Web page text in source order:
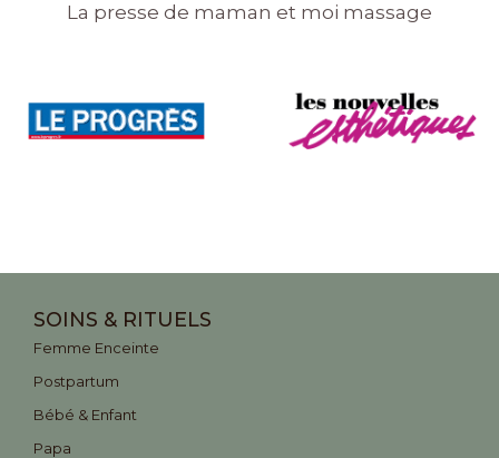
La presse de maman et moi massage
SOINS & RITUELS
Femme Enceinte
Postpartum
Bébé & Enfant
Papa